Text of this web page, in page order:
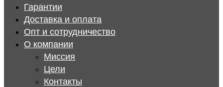
Гарантии
Доставка и оплата
Опт и сотрудничество
О компании
Миссия
Цели
Контакты